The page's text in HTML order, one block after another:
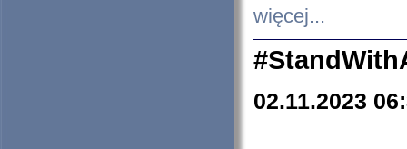
więcej...
02.11.2023